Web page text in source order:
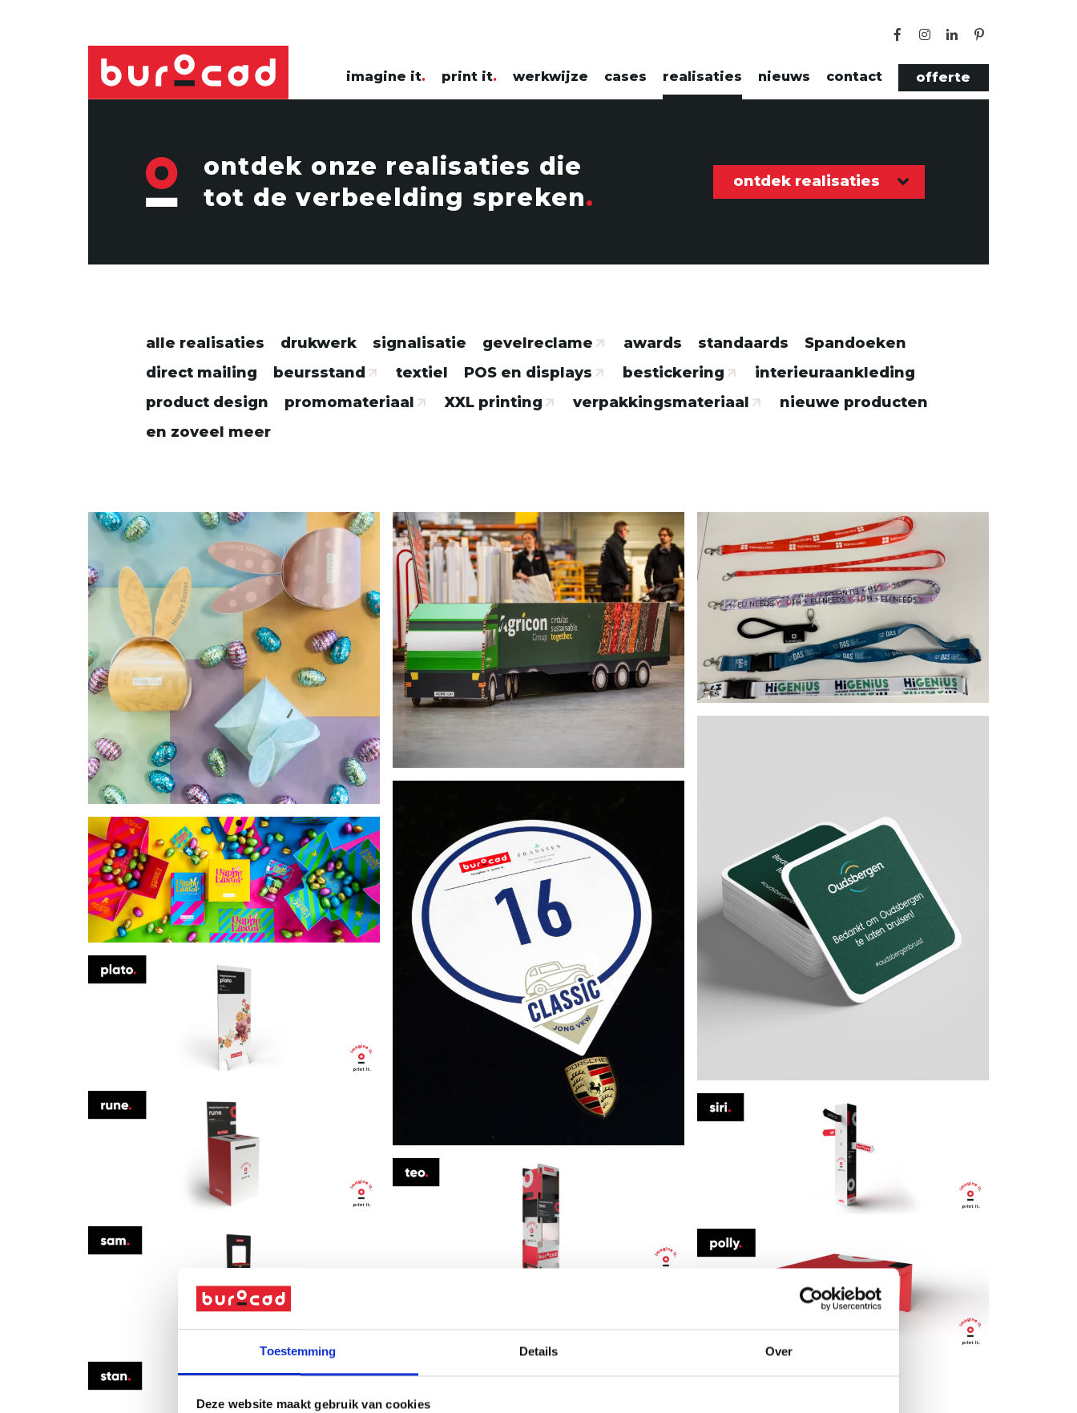
Toestemming Details Over
Deze website maakt gebruik van cookies
imagine it print it werkwijze cases realisaties nieuws contact offerte
ontdek onze realisaties die
tot de verbeelding spreken
ontdek realisaties
alle realisaties drukwerk signalisatie gevelreclame awards standaards
Spandoeken
direct mailing
beursstand textiel POS en displays bestickering
interieuraankleding
product design
promomateriaal XXL printing verpakkingsmateriaal
nieuwe producten
en zoveel meer